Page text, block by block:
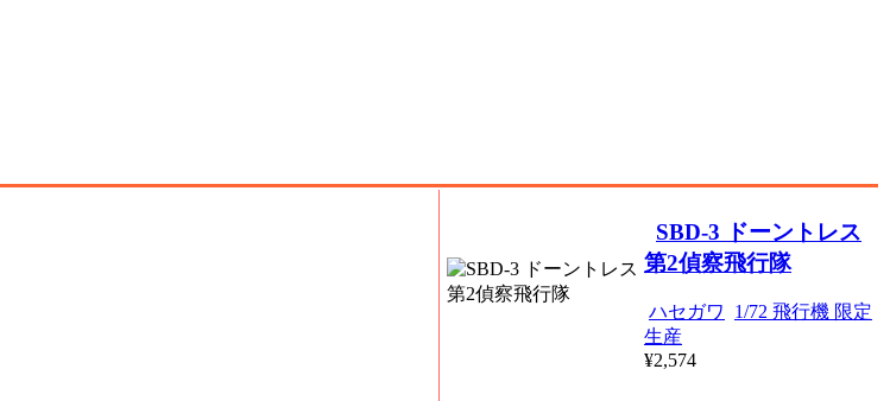
SBD-3 ドーントレス
第2偵察飛行隊
ハセガワ
1/72 飛行機 限定
生産
¥2,574